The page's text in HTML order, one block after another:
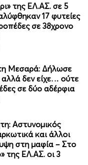
της ΕΛ.ΑΣ. σε 5
17 φυτείες
σε 38χρονο
Μεσαρά: Δήλωσε
δεν είχε… ούτε
σε δύο αδέρφια
Αστυνομικός
και άλλοι
στη μαφία – Στο
της ΕΛ.ΑΣ. οι 3